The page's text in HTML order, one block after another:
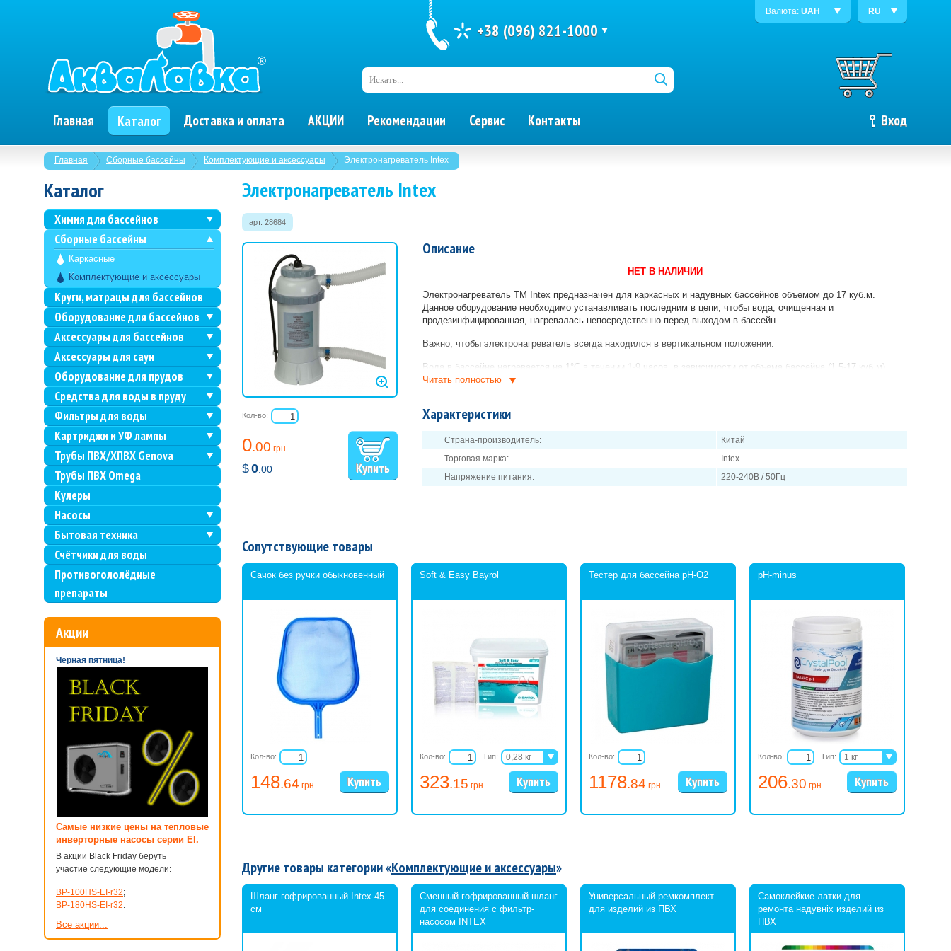
Валюта: UAH RU
Вход
Главная Каталог Доставка и оплата АКЦИИ Рекомендации Сервис Контакты
Искать...
+38 (096) 821-1000
Главная Сборные бассейны Комплектующие и аксессуары Электронагреватель Intex
Электронагреватель Intex
арт. 28684
0.00 грн
$0 .00
Кол-во:
Описание
НЕТ В НАЛИЧИИ
Электронагреватель ТМ Intex предназначен для каркасных и надувных бассейнов объемом до 17 куб.м.
Данное оборудование необходимо устанавливать последним в цепи, чтобы вода, очищенная и
продезинфицированная, нагревалась непосредственно перед выходом в бассейн.
Важно, чтобы электронагреватель всегда находился в вертикальном положении.
Вода в бассейне нагревается на 1°С в течении 1-9 часов, в зависимости от объема бассейна (1,5-17 куб.м).
температуры!
Читать полностью
Характеристики
Страна-производитель:
Китай
Торговая марка:
Intex
Напряжение питания:
220-240В / 50Гц
Сопутствующие товары
Сачок без ручки обыкновенный
148.64 грн
Кол-во:
Soft & Easy Bayrol
323.15 грн
Кол-во: Тип:
0,28 кг
0,42 кг
Тестер для бассейна pH-О2
1178.84 грн
Кол-во:
pH-minus
206.30 грн
Кол-во: Тип:
1 кг
5 кг
15 кг
25 кг
Другие товары категории «Комплектующие и аксессуары»
Шланг гофрированный Intex 45
см
Сменный гофрированный шланг
для соединения с фильтр-
насосом INTEX
Универсальный ремкомплект
для изделий из ПВХ
Самоклейкие латки для
ремонта надувніх изделий из
ПВХ
Каталог
Химия для бассейнов
Сборные бассейны
Каркасные
Комплектующие и аксессуары
Круги, матрацы для бассейнов
Оборудование для бассейнов
Аксессуары для бассейнов
Аксессуары для саун
Оборудование для прудов
Средства для воды в пруду
Фильтры для воды
Картриджи и УФ лампы
Трубы ПВХ/ХПВХ Genova
Трубы ПВХ Omega
Кулеры
Насосы
Бытовая техника
Счётчики для воды
Противогололёдные
препараты
Акции
Черная пятница!
Самые низкие цены на тепловые
инверторные насосы серии EI.
В акции Black Friday беруть
участие следующие модели:
BP-100HS-EI-r32;
BP-180HS-EI-r32.
Все акции...